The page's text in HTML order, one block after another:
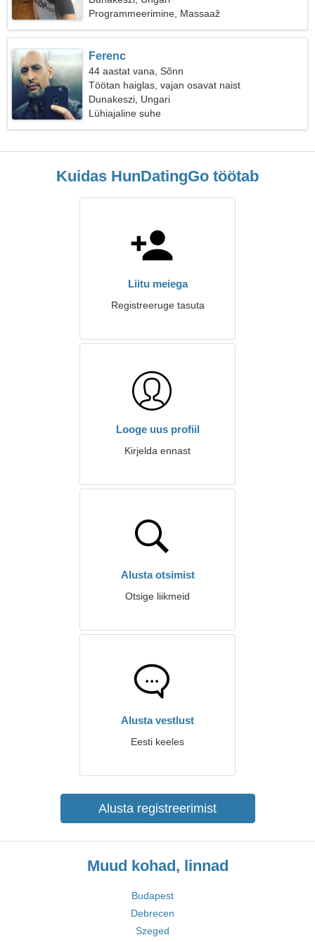
Programmeerimine, Massaaž
Ferenc
44 aastat vana, Sõnn
Töötan haiglas, vajan osavat naist
Dunakeszi, Ungari
Lühiajaline suhe
Kuidas HunDatingGo töötab
Liitu meiega
Registreeruge tasuta
Looge uus profiil
Kirjelda ennast
Alusta otsimist
Otsige liikmeid
Alusta vestlust
Eesti keeles
Alusta registreerimist
Muud kohad, linnad
Budapest
Debrecen
Szeged